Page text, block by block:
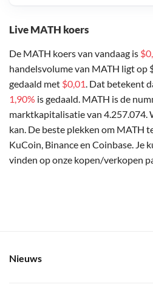
Live MATH koers
De MATH koers van vandaag is
handelsvolume van MATH ligt op
gedaald met $0,01. Dat betekent
1,90% is gedaald. MATH is de
marktkapitalisatie van 4.257.074.
kan. De beste plekken om MATH
KuCoin, Binance en Coinbase. Je
vinden op onze kopen/verkopen
Nieuws